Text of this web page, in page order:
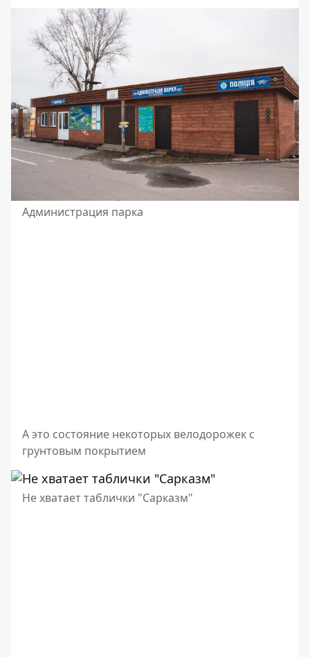
Администрация парка
А это состояние некоторых велодорожек с
грунтовым покрытием
Не хватает таблички "Сарказм"